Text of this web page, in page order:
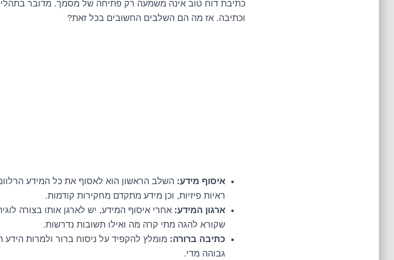
כתיבת דוח טוב אינה משמעה רק פתיחה של מסמך. מדובר
וכתיבה. אז מה הם השלבים החשובים בכל זאת?
איסוף מידע: השלב הראשון הוא לאסוף את כל המידע
ראיות פיזיות, וכן מידע מתקדם מחקירות קודמות.
ארגון המידע: אחרי איסוף המידע, יש לארגן אותו בצורה
שקורא להגה מתי קרה מה ואילו תשובות נדרשות.
כתיבה ברורה: מומלץ להקפיד על ניסוח ברור ולמרות
גבוהה מדי.